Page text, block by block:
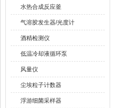
水热合成反应釜
气溶胶发生器/光度计
酒精检测仪
低温冷却液循环泵
风量仪
尘埃粒子计数器
浮游细菌采样器